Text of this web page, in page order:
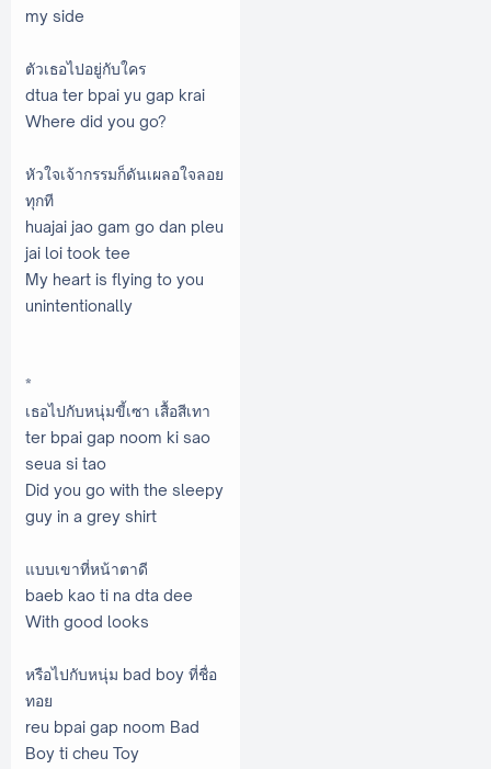
my side
ตัวเธอไปอยู่กับใคร
dtua ter bpai yu gap krai
Where did you go?
หัวใจเจ้ากรรมก็ดันเผลอใจลอย
ทุกที
huajai jao gam go dan pleu
jai loi took tee
My heart is flying to you
unintentionally
*
เธอไปกับหนุ่มขี้เซา เสื้อสีเทา
ter bpai gap noom ki sao
seua si tao
Did you go with the sleepy
guy in a grey shirt
แบบเขาที่หน้าตาดี
baeb kao ti na dta dee
With good looks
หรือไปกับหนุ่ม bad boy ที่ชื่อ
ทอย
reu bpai gap noom Bad
Boy ti cheu Toy